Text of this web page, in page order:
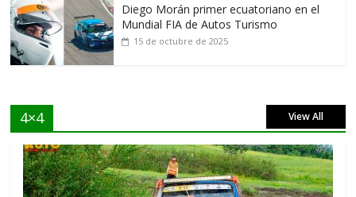
Diego Morán primer ecuatoriano en el
Mundial FIA de Autos Turismo
15 de octubre de 2025
4×4 View All